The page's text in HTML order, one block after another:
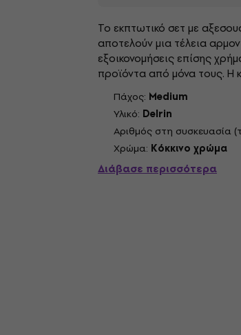
Το εκπτωτικό σετ με
αποτελούν μια τέλεια
εξοικονομήσεις επίσης
προϊόντα από μόνα τους. Η
Πάχος: Medium
Υλικό: Delrin
Αριθμός στη συσκευασία
Χρώμα: Κόκκινο χρώμα
Διάβασε περισσότερα